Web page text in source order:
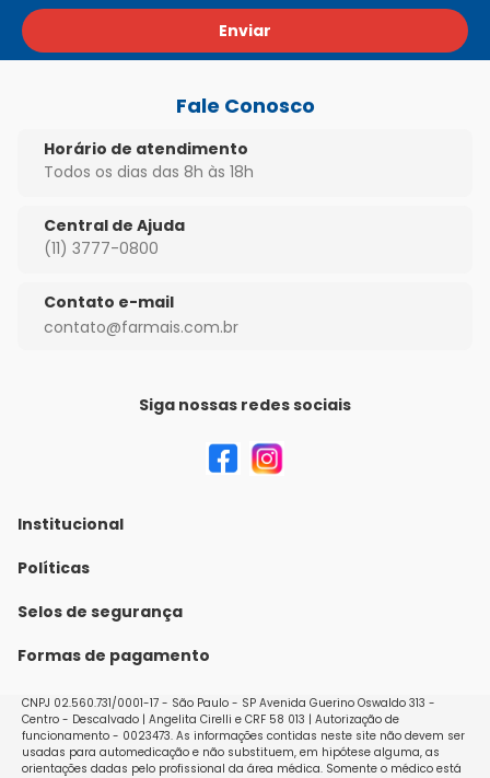
Enviar
Fale Conosco
Horário de atendimento
Todos os dias das 8h às 18h
Central de Ajuda
(11) 3777-0800
Contato e-mail
contato@farmais.com.br
Siga nossas redes sociais
Institucional
Quem Somos
Seja um franqueado
Políticas
Política de Envio
Políticas de Trocas e Devoluções
Perguntas Frequentes - Faq
Selos de segurança
Formas de pagamento
CNPJ 02.560.731/0001-17 - São Paulo - SP Avenida Guerino Oswaldo 313 -
Centro - Descalvado | Angelita Cirelli e CRF 58 013 | Autorização de
funcionamento - 0023473. As informações contidas neste site não devem ser
usadas para automedicação e não substituem, em hipótese alguma, as
orientações dadas pelo profissional da área médica. Somente o médico está